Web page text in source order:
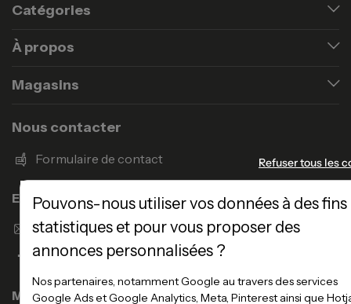
Catégories
À propos
Magasins
Nous contacter
Formulaire de contact
Enseigne Atlas Home
Envoyer un email
Magasins
Refuser tous les
Pouvons-nous utiliser vos données à des fins
statistiques et pour vous proposer des
annonces personnalisées ?
Nos partenaires, notamment Google au travers des services
Google Ads et Google Analytics, Meta, Pinterest ainsi que